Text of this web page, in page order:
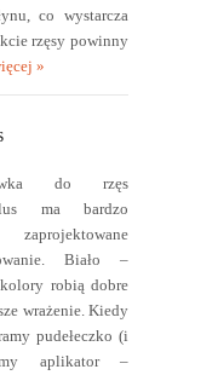
co wystarcza
rzęsy powinny
»
do rzęs
ma bardzo
zaprojektowane
Biało –
kolory robią dobre
wrażenie. Kiedy
pudełeczko (i
aplikator –